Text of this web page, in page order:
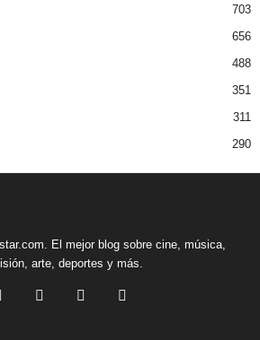
703
656
488
351
311
290
El mejor blog sobre cine, música,
arte, deportes y más.